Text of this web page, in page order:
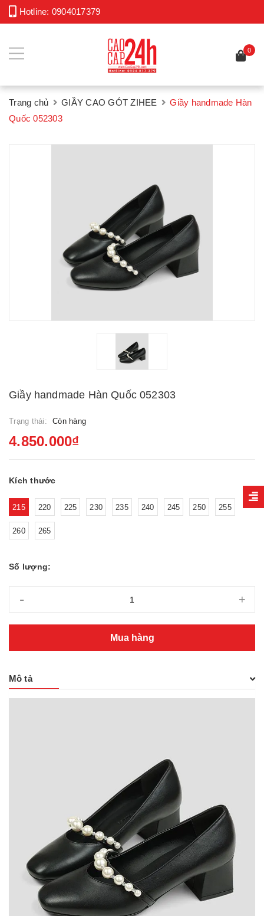
Hotline: 0904017379
0
Trang chủ GIẦY CAO GÓT ZIHEE
Giầy handmade Hàn
Quốc 052303
Giầy handmade Hàn Quốc 052303
Trạng thái: Còn hàng
4.850.000₫
Kích thước
215 220 225 230 235 240 245 250 255
260 265
Số lượng:
- +
Mua hàng
Mô tả